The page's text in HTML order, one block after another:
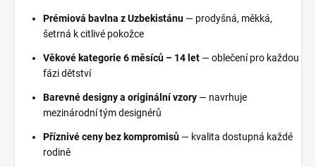
Prémiová bavlna z Uzbekistánu — prodyšná, měkká,
šetrná k citlivé pokožce
Věkové kategorie 6 měsíců – 14 let — oblečení pro každou
fázi dětství
Barevné designy a originální vzory — navrhuje
mezinárodní tým designérů
Příznivé ceny bez kompromisů — kvalita dostupná každé
rodině